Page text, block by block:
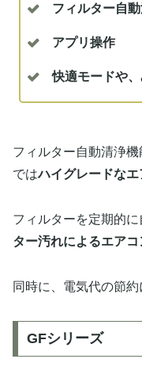
フィルター自
アプリ操作
快適モードや
フィルター自動清浄
ではハイグレードなエ
フィルターを定期的に
ター汚れによるエア
同時に、電気代の節約
GFシリーズ